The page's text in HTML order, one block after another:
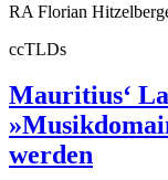
RA Florian
ccTLDs
Mauritius‘
werden